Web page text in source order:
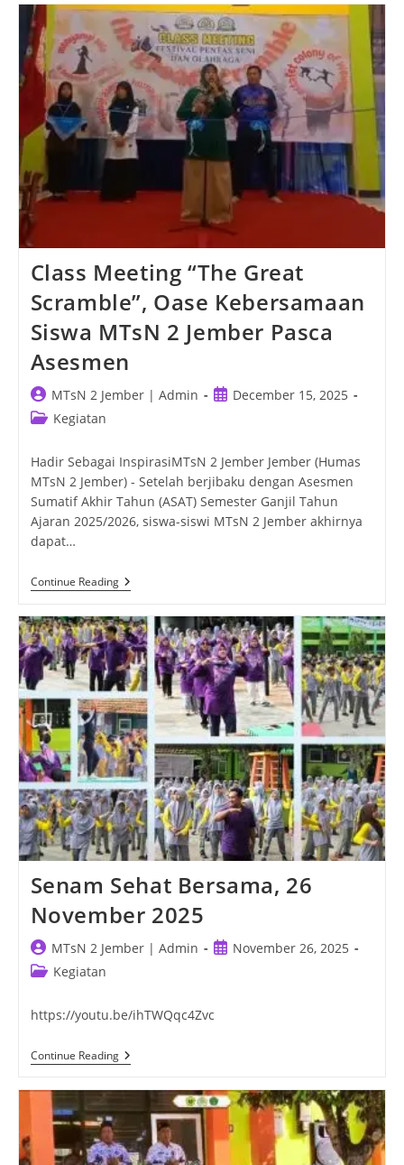
MTsN
2
Jember
Sambut
Studi
Tiru
MTsN
1
Probolinggo
Class Meeting “The Great
Scramble”, Oase Kebersamaan
Siswa MTsN 2 Jember Pasca
Asesmen
Post
author:
MTsN 2 Jember | Admin
PostDecember 15, 2025
PostKegiatan
Hadir Sebagai InspirasiMTsN 2 Jember Jember (Humas
MTsN 2 Jember) - Setelah berjibaku dengan Asesmen
Sumatif Akhir Tahun (ASAT) Semester Ganjil Tahun
Ajaran 2025/2026, siswa-siswi MTsN 2 Jember akhirnya
dapat…
Continue ReadingClass
Meeting
Great
Scramble”,
Oase
Kebersamaan
Siswa
MTsN
2
Jember
Pasca
Asesmen
Senam Sehat Bersama, 26
November 2025
Post
author:
MTsN 2 Jember | Admin
PostNovember 26, 2025
PostKegiatan
https://youtu.be/ihTWQqc4Zvc
Continue ReadingSenam
Sehat
November
2025